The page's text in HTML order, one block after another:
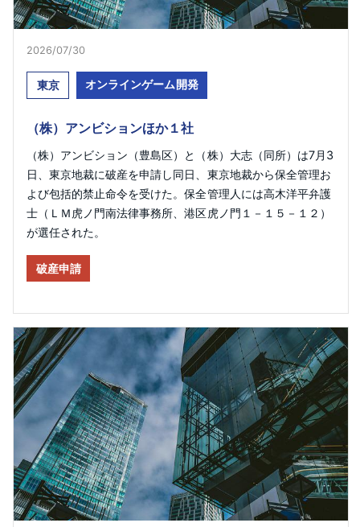
2026/07/30
東京 オンラインゲーム開発
（株）アンビションほか１社
（株）アンビション（豊島区）と（株）大志（同所）は7月3
日、東京地裁に破産を申請し同日、東京地裁から保全管理お
よび包括的禁止命令を受けた。保全管理人には高木洋平弁護
士（ＬＭ虎ノ門南法律事務所、港区虎ノ門１－１５－１２）
が選任された。
破産申請